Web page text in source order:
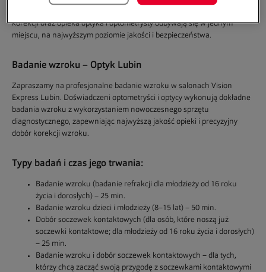
korekcji oraz opieka optyka i optometrysty odbywają się w jednym
miejscu, na najwyższym poziomie jakości i bezpieczeństwa.
Badanie wzroku – Optyk Lubin
Zapraszamy na profesjonalne badanie wzroku w salonach Vision
Express Lubin. Doświadczeni optometryści i optycy wykonują dokładne
badania wzroku z wykorzystaniem nowoczesnego sprzętu
diagnostycznego, zapewniając najwyższą jakość opieki i precyzyjny
dobór korekcji wzroku.
Typy badań i czas jego trwania:
Badanie wzroku (badanie refrakcji dla młodzieży od 16 roku
życia i dorosłych) – 25 min.
Badanie wzroku dzieci i młodzieży (8–15 lat) – 50 min.
Dobór soczewek kontaktowych (dla osób, które noszą już
soczewki kontaktowe; dla młodzieży od 16 roku życia i dorosłych)
– 25 min.
Badanie wzroku i dobór soczewek kontaktowych – dla tych,
którzy chcą zacząć swoją przygodę z soczewkami kontaktowymi